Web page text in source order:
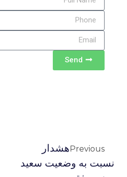
Send
Previousهشدار
نسبت به وضعیت سعید